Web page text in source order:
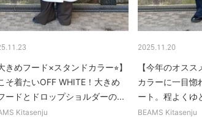
きめフード×スタンドカラー⭐︎】
そ着たいOFF WHITE！大きめ
ードとドロップショルダーの...
Kitasenju
2025.11.20
【今年のオス
カラーに一目惚
ート。程よくゆ
BEAMS Kitasenju